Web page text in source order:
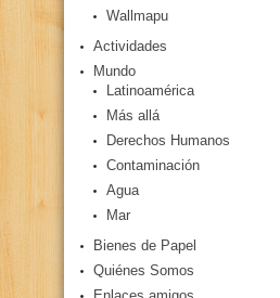
Wallmapu
Actividades
Mundo
Latinoamérica
Más allá
Derechos Humanos
Contaminación
Agua
Mar
Bienes de Papel
Quiénes Somos